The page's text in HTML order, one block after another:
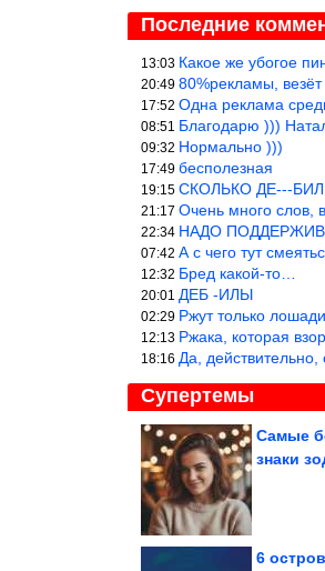
Последние
13:03 Какое же убогое пиндосское ничего.
20:49 80%рекламы, везёт же
17:52 Одна реклама среди
08:51 Благодарю )))
09:32 Нормально )))
17:49 бесполезная
19:15 СКОЛЬКО ДЕ---БИЛ НАРУШАЮТ
21:17 Очень много слов, всё это
22:34 НАДО
07:42 А с чего тут смеяться? Как
12:32 Бред какой-то…
20:01 ДЕБ -ИЛЫ
02:29 Ржут только
12:13 Ржака, которая взорвала интернет?
18:16 Да, действительно, от этой
Супертемы
Самые
знаки
6